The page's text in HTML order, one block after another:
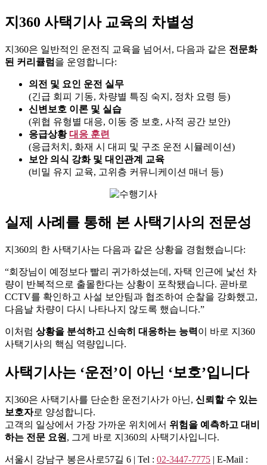
지360 사택기사 교육의 차별성
지360은 일반적인 운전직 교육을 넘어서, 다음과 같은 전문화
된 커리큘럼 을 운영합니다:
의전 및 요인 운전 실무
(긴급 회피 기동, 차량별 특징 숙지, 정차 요령 등)
신변보호 이론 및 실습
(위협 유형별 대응, 이동 중 보호, 사적 공간 보안)
응급상황대응 훈련
(응급처치, 화재 시 대피 및 구조 운전 시뮬레이션)
보안 의식 강화 및 대인관계 교육
(비밀 유지 교육, 고위층 커뮤니케이션 매너 등)
실제 사례를 통해 본 사택기사의 전문성
지360의 한 사택기사는 다음과 같은 상황을 경험했습니다:
“회장님이 예정보다 빨리 귀가하셨는데, 자택 인근에 낯선 차
량이 반복적으로 출몰한다는 상황이 포착됐습니다. 곧바로
CCTV를 확인하고 사설 보안팀과 협조하여 순찰을 강화했고,
다음날 차량이 다시 나타나지 않도록 했습니다.”
이처럼 상황을 분석하고 신속히 대응하는 능력이 바로 지360
사택기사의 핵심 역량입니다.
사택기사는 ‘운전’이 아닌 ‘보호’입니다
지360은 사택기사를 단순한 운전기사가 아닌, 신뢰할 수 있는
보호자로 양성합니다.
고객의 일상에서 가장 가까운 위치에서 위험을 예측하고 대비
하는 전문 요원 , 그게 바로 지360의 사택기사입니다.
서울시 강남구 봉은사로57길 6 | Tel : 02-3447-7775 | E-Mail :